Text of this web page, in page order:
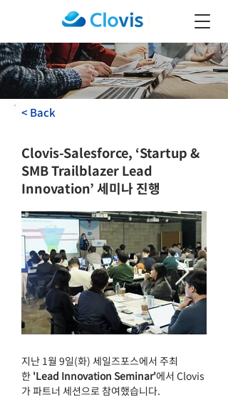
< Back
Clovis-Salesforce, ‘Startup &
SMB Trailblazer Lead
Innovation’ 세미나 진행
지난 1월 9일(화) 세일즈포스에서 주최
한 'Lead Innovation Seminar'에서 Clovis
가 파트너 세션으로 참여했습니다.